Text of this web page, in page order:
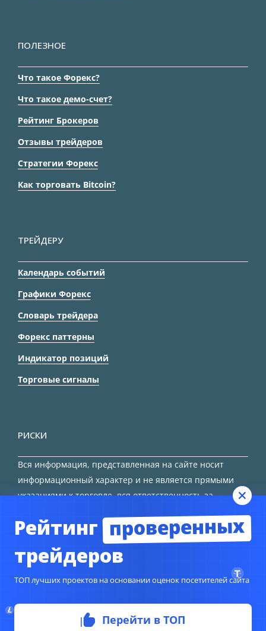
ПОЛЕЗНОЕ
Что такое Форекс?
Что такое демо-счет?
Рейтинг Брокеров
Отзывы трейдеров
Стратегии Форекс
Как торговать Bitcoin?
ТРЕЙДЕРУ
Календарь событий
Графики Форекс
Словарь трейдера
Форекс паттерны
Индикатор позиций
Торговые сигналы
РИСКИ
Вся информация, представленная на сайте носит
информационный характер и не является прямыми
указаниями к торговле, вся ответственность за
© Copyright 2024TORFOREX.COM
Рейтинг проверенных
трейдеров
ТОП лучших проектов на основании оценок посетителей сайта
Перейти в ТОП